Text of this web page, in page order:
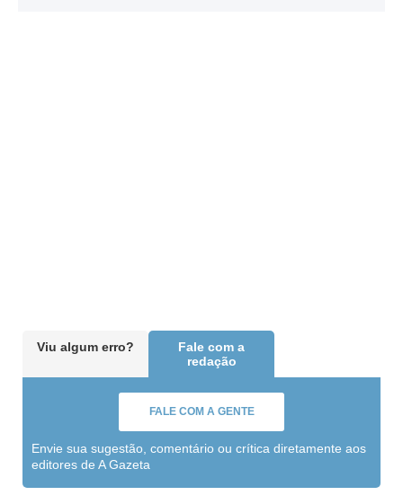
Viu algum erro?
Fale com a
redação
FALE COM A GENTE
Envie sua sugestão, comentário ou crítica diretamente aos
editores de A Gazeta